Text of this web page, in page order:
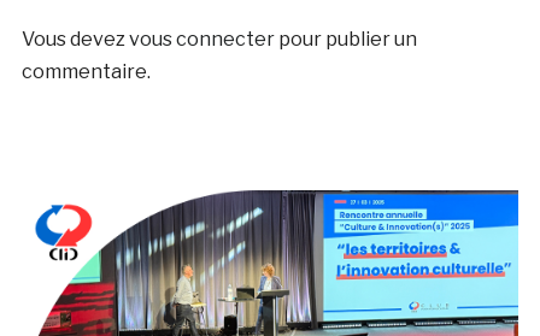
Vous devezvous connecterpour publier un
commentaire.